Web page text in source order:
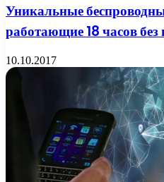
Уникальные
работающие 18 часов без
10.10.2017